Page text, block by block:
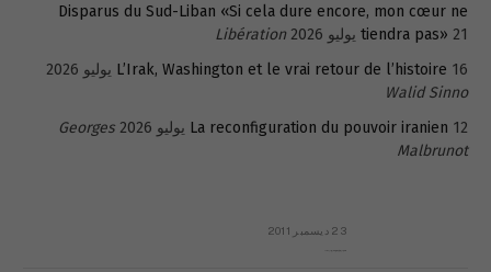
Disparus du Sud-Liban «Si cela dure encore, mon cœur ne
tiendra pas» 21 يوليو 2026
Libération
L’Irak, Washington et le vrai retour de l’histoire 16 يوليو 2026
Walid Sinno
La reconfiguration du pouvoir iranien 12 يوليو 2026
Georges
Malbrunot
23 ديسمبر 2011